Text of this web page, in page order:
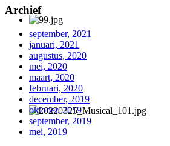
Archief
september, 2021
januari, 2021
augustus, 2020
mei, 2020
maart, 2020
februari, 2020
december, 2019
oktober, 2019
september, 2019
mei, 2019